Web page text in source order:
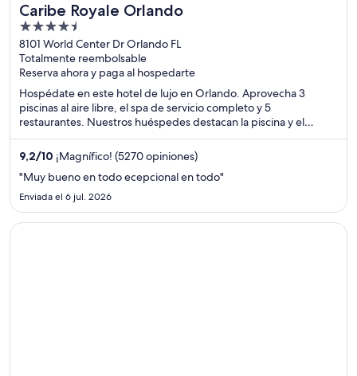
Caribe Royale Orlando
4.5
out
of
5
8101 World Center Dr Orlando FL
Totalmente reembolsable
Reserva ahora y paga al hospedarte
Hospédate en este hotel de lujo en Orlando. Aprovecha 3
piscinas al aire libre, el spa de servicio completo y 5
restaurantes. Nuestros huéspedes destacan la piscina y el
restaurante en sus opiniones. Estarás muy cerca de atracciones
como Centro comercial Disney Springs™ y Centro comercial
outlet Orlando Vineland Premium Outlets.
9,2/10 ¡Magnífico! (5270 opiniones)
"Muy bueno en todo ecepcional en todo"
Enviada el 6 jul. 2026
Se abre en una nueva ventana
Excalibur Hotel & Casino